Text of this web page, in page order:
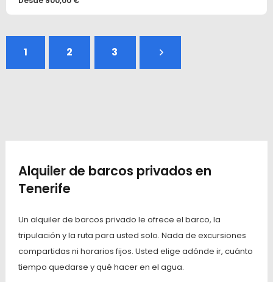
1 2 3
Alquiler de barcos privados en
Tenerife
Un alquiler de barcos privado le ofrece el barco, la
tripulación y la ruta para usted solo. Nada de excursiones
compartidas ni horarios fijos. Usted elige adónde ir, cuánto
tiempo quedarse y qué hacer en el agua.